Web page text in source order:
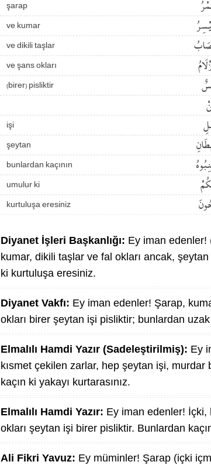
şarap
ve kumar
ve dikili taşlar
ve şans okları
(birer) pisliktir
işi
şeytan
bunlardan kaçının
umulur ki
kurtuluşa eresiniz
Diyanet İşleri Başkanlığı: Ey iman edenler!
kumar, dikili taşlar ve fal okları ancak,
ki kurtuluşa eresiniz.
Diyanet Vakfı: Ey iman edenler! Şarap,
okları birer şeytan işi pisliktir; bunlardan
Elmalılı Hamdi Yazır (Sadeleştirilmiş): Ey
kısmet çekilen zarlar, hep şeytan işi,
kaçın ki yakayı kurtarasınız.
Elmalılı Hamdi Yazır: Ey iman edenler! İçki,
okları şeytan işi birer pisliktir. Bunlardan
Ali Fikri Yavuz: Ey müminler! Şarap (içki